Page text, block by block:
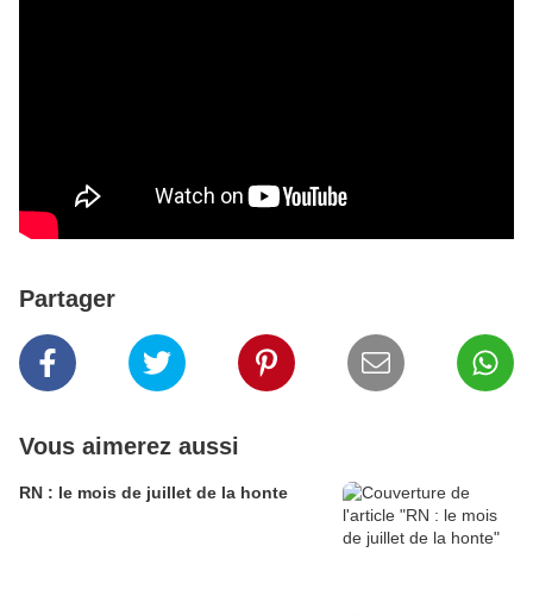
Partager
Vous aimerez aussi
RN : le mois de juillet de la honte